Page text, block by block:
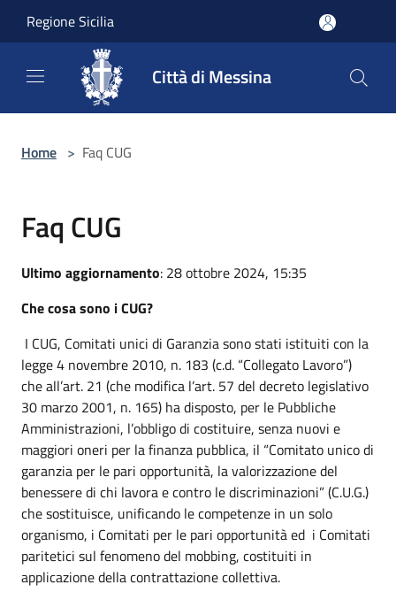
Regione Sicilia
Città di Messina
Home > Faq CUG
Faq CUG
Ultimo aggiornamento: 28 ottobre 2024, 15:35
Che cosa sono i CUG?
I CUG, Comitati unici di Garanzia sono stati istituiti con la
legge 4 novembre 2010, n. 183 (c.d. “Collegato Lavoro”)
che all’art. 21 (che modifica l’art. 57 del decreto legislativo
30 marzo 2001, n. 165) ha disposto, per le Pubbliche
Amministrazioni, l’obbligo di costituire, senza nuovi e
maggiori oneri per la finanza pubblica, il “Comitato unico di
garanzia per le pari opportunità, la valorizzazione del
benessere di chi lavora e contro le discriminazioni” (C.U.G.)
che sostituisce, unificando le competenze in un solo
organismo, i Comitati per le pari opportunità ed i Comitati
paritetici sul fenomeno del mobbing, costituiti in
applicazione della contrattazione collettiva.